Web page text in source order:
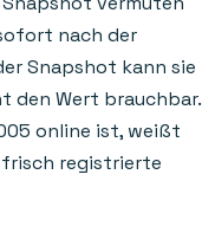
nach der
Snapshot kann sie
den Wert brauchbar.
online ist, weißt
frisch registrierte